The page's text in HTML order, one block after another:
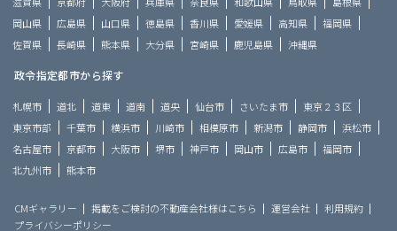
岡山県
広島県 山口県 徳島県 香川県 愛媛県 高知県
福岡県
佐賀県
長崎県 熊本県 大分県 宮崎県 鹿児島県 沖縄県
政令指定都市から探す
札幌市 道北 道東 道南 道央 仙台市 さいたま市
東京２３区
東京市部
千葉市 横浜市 川崎市 相模原市 新潟市 静岡市
浜松市
名古屋市
京都市 大阪市 堺市 神戸市 岡山市 広島市
福岡市
北九州市
熊本市
CMギャラリー 掲載をご検討の不動産会社様はこちら 運営会社
利用規約
プライバシーポリシー